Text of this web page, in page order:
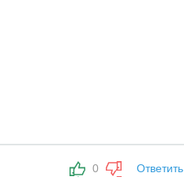
0 Ответить